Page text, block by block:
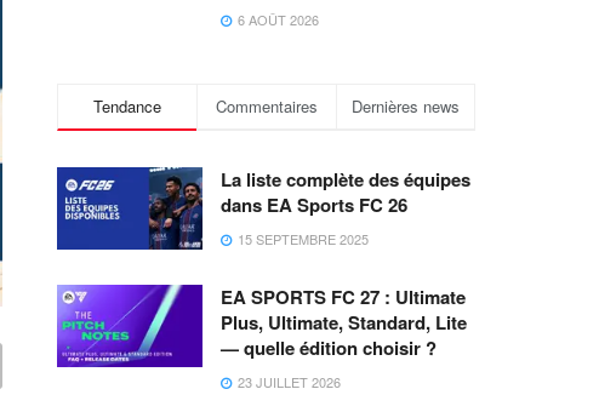
6 AOÛT 2026
Tendance Commentaires Dernières news
La liste complète des équipes
dans EA Sports FC 26
15 SEPTEMBRE 2025
EA SPORTS FC 27 : Ultimate
Plus, Ultimate, Standard, Lite
— quelle édition choisir ?
23 JUILLET 2026